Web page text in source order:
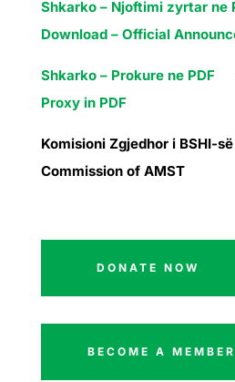
Shkarko – Njoftimi zyrtar ne
Download – Official
Shkarko – Prokure ne PDF
Proxy in PDF
Komisioni Zgjedhor i BSHI-
Commission of AMST
DONATE NOW
BECOME A MEMBER